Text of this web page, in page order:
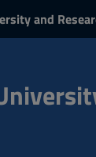
and